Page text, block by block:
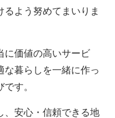
よう努めてまいりま
に価値の高いサービ
な暮らしを一緒に作っ
す。
、安心・信頼できる地